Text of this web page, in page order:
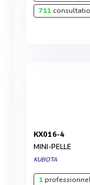
711
KX016-4
MINI-PELLE
KUBOTA
1